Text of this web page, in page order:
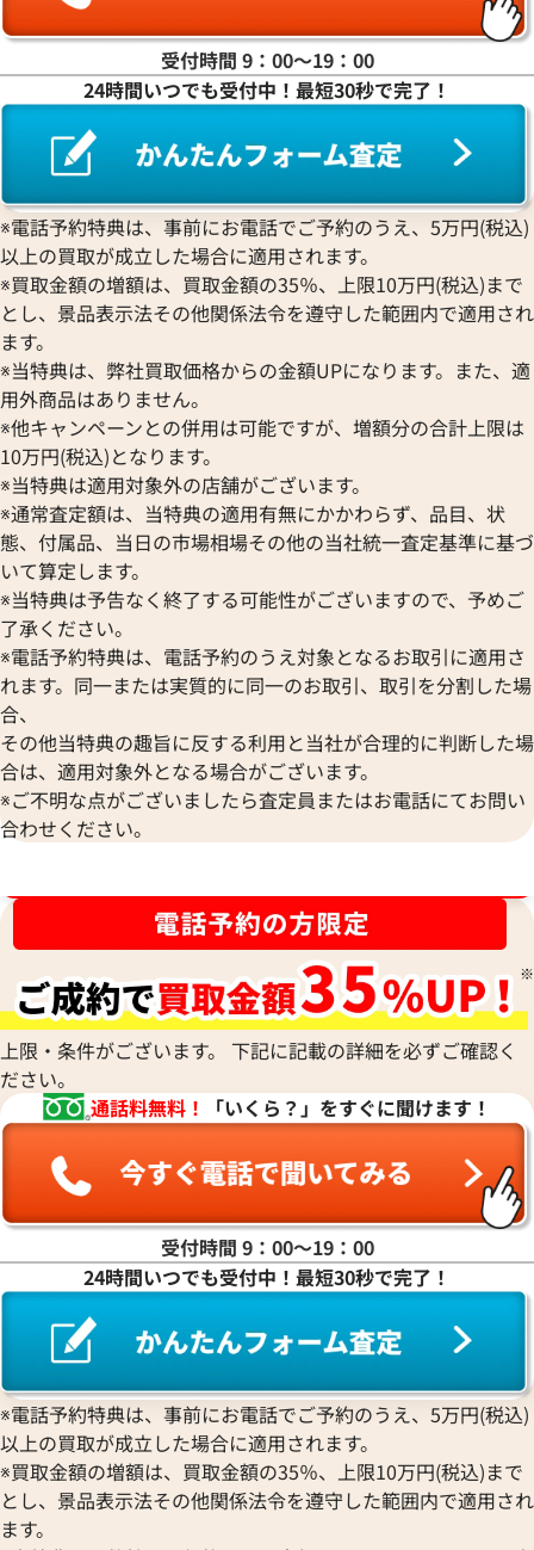
ブルガリ ネックレス
参考買取価格
308,000円
2026年4月17日時点
ブルガリ ネックレ
参考買取価格
303,000 円
2026年5月17日時
ブルガリ ブルガリブルガリ ネックレス ペ
ンダントトップ
参考買取価格
113,000 円
2025年7月17日時点
ブルガリ トンド
参考買取価格
81,000円
2026年6月17日時
受付時間 9：00〜19：00
24時間いつでも受付中！最短30秒で完了！
※電話予約特典は、事前にお電話でご予約のうえ、5万円(税込)
以上の買取が成立した場合に適用されます。
※買取金額の増額は、買取金額の35％、上限10万円(税込)まで
とし、景品表示法その他関係法令を遵守した範囲内で適用され
ます。
※当特典は、弊社買取価格からの金額UPになります。また、適
用外商品はありません。
※他キャンペーンとの併用は可能ですが、増額分の合計上限は
10万円(税込)となります。
※当特典は適用対象外の店舗がございます。
※通常査定額は、当特典の適用有無にかかわらず、品目、状
態、付属品、当日の市場相場その他の当社統一査定基準に基づ
いて算定します。
※当特典は予告なく終了する可能性がございますので、予めご
了承ください。
※電話予約特典は、電話予約のうえ対象となるお取引に適用さ
れます。同一または実質的に同一のお取引、取引を分割した場
合、
その他当特典の趣旨に反する利用と当社が合理的に判断した場
合は、適用対象外となる場合がございます。
※ご不明な点がございましたら査定員またはお電話にてお問い
合わせください。
上限・条件がございます。 下記に記載の詳細を必ずご確認く
ださい。
通話料無料！
「いくら？」をすぐに聞けます！
受付時間 9：00〜19：00
24時間いつでも受付中！最短30秒で完了！
※電話予約特典は、事前にお電話でご予約のうえ、5万円(税込)
以上の買取が成立した場合に適用されます。
※買取金額の増額は、買取金額の35％、上限10万円(税込)まで
とし、景品表示法その他関係法令を遵守した範囲内で適用され
ます。